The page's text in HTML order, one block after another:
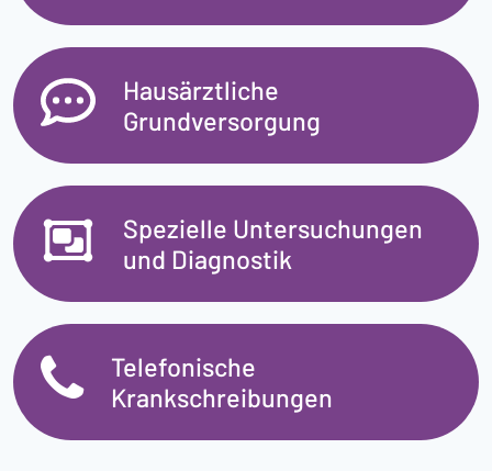
Hausärztliche
Grundversorgung
Spezielle Untersuchungen
und Diagnostik
Telefonische
Krankschreibungen